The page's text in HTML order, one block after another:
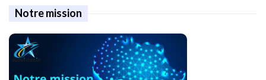
Notre mission